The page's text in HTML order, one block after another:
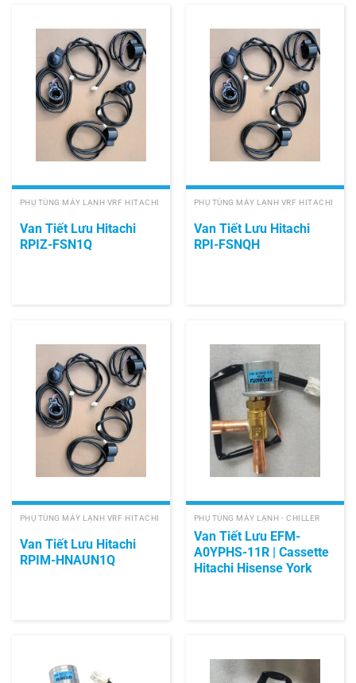
PHỤ TÙNG MÁY LẠNH VRF HITACHI
Van Tiết Lưu Hitachi
RPIZ-FSN1Q
PHỤ TÙNG MÁY LẠNH VRF HITACHI
Van Tiết Lưu Hitachi
RPI-FSNQH
PHỤ TÙNG MÁY LẠNH VRF HITACHI
Van Tiết Lưu Hitachi
RPIM-HNAUN1Q
PHỤ TÙNG MÁY LẠNH - CHILLER
Van Tiết Lưu EFM-
A0YPHS-11R | Cassette
Hitachi Hisense York